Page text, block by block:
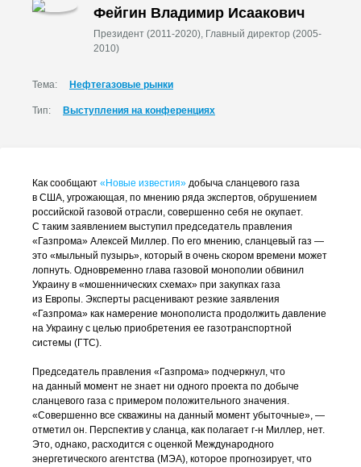
Фейгин Владимир Исаакович
Президент (2011-2020), Главный директор (2005-
2010)
Тема: Нефтегазовые рынки
Тип: Выступления на конференциях
Как сообщают «Новые известия» добыча сланцевого газа
в США, угрожающая, по мнению ряда экспертов, обрушением
российской газовой отрасли, совершенно себя не окупает.
С таким заявлением выступил председатель правления
«Газпрома» Алексей Миллер. По его мнению, сланцевый газ —
это «мыльный пузырь», который в очень скором времени может
лопнуть. Одновременно глава газовой монополии обвинил
Украину в «мошеннических схемах» при закупках газа
из Европы. Эксперты расценивают резкие заявления
«Газпрома» как намерение монополиста продолжить давление
на Украину с целью приобретения ее газотранспортной
системы (ГТС).
Председатель правления «Газпрома» подчеркнул, что
на данный момент не знает ни одного проекта по добыче
сланцевого газа с примером положительного значения.
«Совершенно все скважины на данный момент убыточные», —
отметил он. Перспектив у сланца, как полагает г-н Миллер, нет.
Это, однако, расходится с оценкой Международного
энергетического агентства (МЭА), которое прогнозирует, что